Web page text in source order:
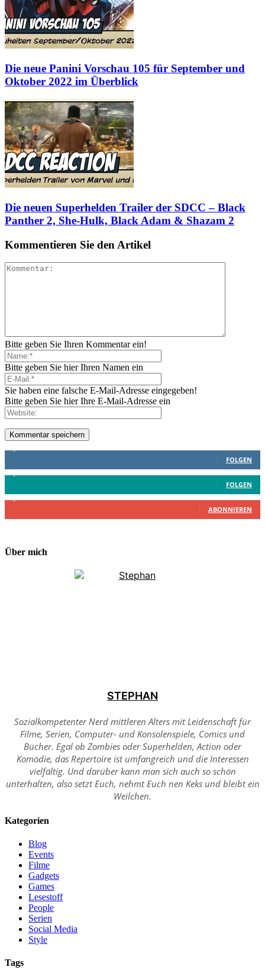
Die neue Panini Vorschau 105 für September und
Oktober 2022 im Überblick
Die neuen Superhelden Trailer der SDCC – Black
Panther 2, She-Hulk, Black Adam & Shazam 2
Kommentieren Sie den Artikel
Bitte geben Sie Ihren Kommentar ein!
Bitte geben Sie hier Ihren Namen ein
Sie haben eine falsche E-Mail-Adresse eingegeben!
Bitte geben Sie hier Ihre E-Mail-Adresse ein
FOLGEN
FOLGEN
ABONNIEREN
Über mich
STEPHAN
Sozialkompetenter Nerd mittleren Alters mit Leidenschaft für
Filme, Serien, Computer- und Konsolenspiele, Comics und
Bücher. Egal ob Zombies oder Superhelden, Action oder
Komödie, das Repertoire ist umfangreich und die Interessen
vielfältig. Und darüber kann man sich auch so schön
unterhalten, also setzt Euch, nehmt Euch nen Keks und bleibt ein
Weilchen.
Kategorien
Blog
Events
Filme
Gadgets
Games
Lesestoff
People
Serien
Social Media
Style
Tags